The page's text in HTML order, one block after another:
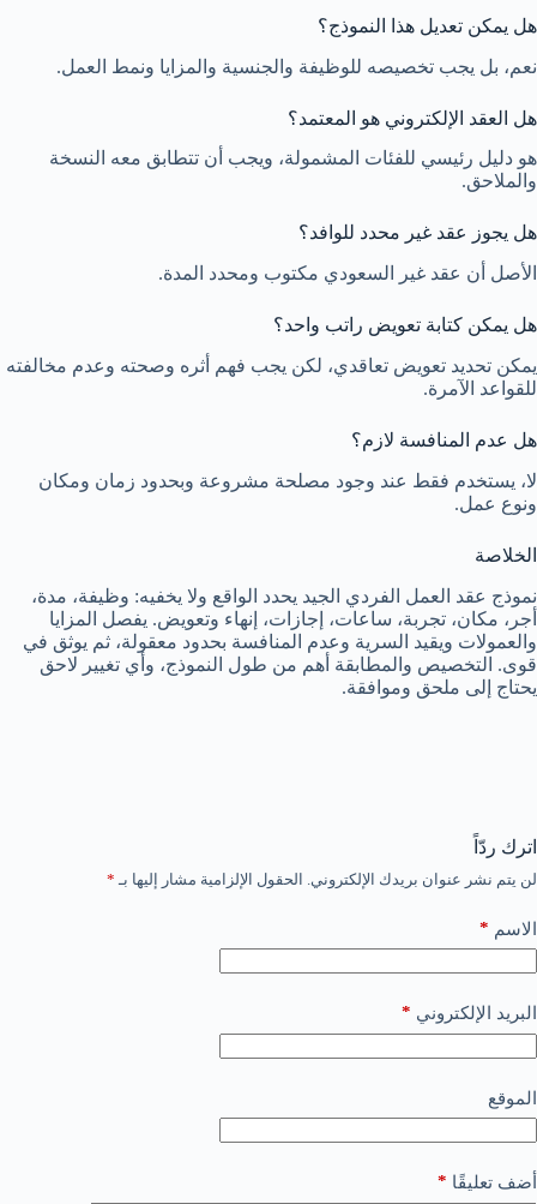
هل يمكن تعديل هذا النموذج؟
نعم، بل يجب تخصيصه للوظيفة والجنسية والمزايا ونمط العمل.
هل العقد الإلكتروني هو المعتمد؟
هو دليل رئيسي للفئات المشمولة، ويجب أن تتطابق معه النسخة
والملاحق.
هل يجوز عقد غير محدد للوافد؟
الأصل أن عقد غير السعودي مكتوب ومحدد المدة.
هل يمكن كتابة تعويض راتب واحد؟
يمكن تحديد تعويض تعاقدي، لكن يجب فهم أثره وصحته وعدم مخالفته
للقواعد الآمرة.
هل عدم المنافسة لازم؟
لا، يستخدم فقط عند وجود مصلحة مشروعة وبحدود زمان ومكان
ونوع عمل.
الخلاصة
نموذج عقد العمل الفردي الجيد يحدد الواقع ولا يخفيه: وظيفة، مدة،
أجر، مكان، تجربة، ساعات، إجازات، إنهاء وتعويض. يفصل المزايا
والعمولات ويقيد السرية وعدم المنافسة بحدود معقولة، ثم يوثق في
قوى. التخصيص والمطابقة أهم من طول النموذج، وأي تغيير لاحق
يحتاج إلى ملحق وموافقة.
اترك ردّاً
لن يتم نشر عنوان بريدك الإلكتروني. الحقول الإلزامية مشار إليها بـ *
الاسم *
البريد الإلكتروني *
الموقع
أضف تعليقًا *